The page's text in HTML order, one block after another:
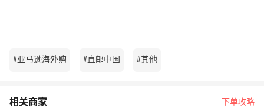
#亚马逊海外购 #直邮中国 #其他
相关商家 下单攻略